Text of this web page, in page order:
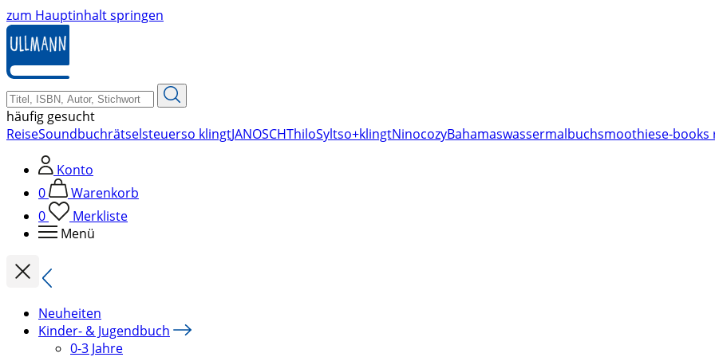
zum Hauptinhalt springen
häufig gesucht
ReiseSoundbuchrätselsteuerso klingtJANOSCHThiloSyltso+klingtNinocozyBahamaswassermalbuchsmoothiese-
Konto
0
Warenkorb
0
Merkliste
Menü
Neuheiten
Kinder- & Jugendbuch
0-3 Jahre